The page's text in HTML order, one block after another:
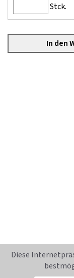
Stck.
Diese